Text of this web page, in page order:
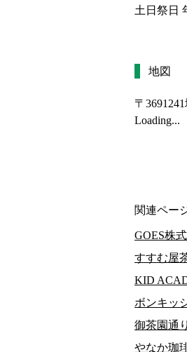
土日祭日
地図
〒3691241
Loading...
関連ペー
GOES株
すすむ屋
KID
ボンキッ
御茶園通
やなか珈